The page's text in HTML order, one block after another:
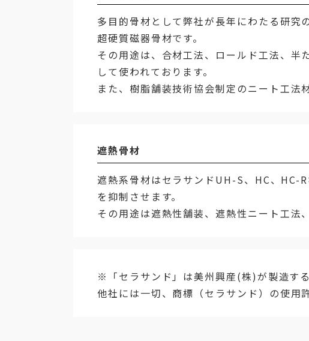
多目的骨材として弊社が長年にわたる研
超硬質磁器骨材です。
その用途は、合材工法、ロールド工法、半
して使われております。
また、樹脂舗装技術協会制定のニート工法
遮熱骨材
遮熱系骨材はセラサンドUH-S、HC、HC-
を抑制させます。
その用途は遮熱性舗装、遮熱性ニート工法
※「セラサンド」は美州興産(株)が製造す
他社には一切、商標（セラサンド）の使用